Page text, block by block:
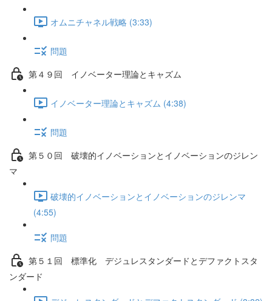
オムニチャネル戦略 (3:33)
問題
第４９回 イノベーター理論とキャズム
イノベーター理論とキャズム (4:38)
問題
第５０回 破壊的イノベーションとイノベーションのジレン
マ
破壊的イノベーションとイノベーションのジレンマ
(4:55)
問題
第５１回 標準化 デジュレスタンダードとデファクトスタ
ンダード